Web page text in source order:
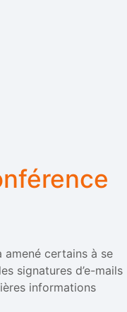
amené certains à se
signatures d’e-mails
informations